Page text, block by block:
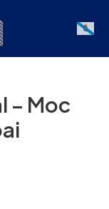
Galician
– Moc